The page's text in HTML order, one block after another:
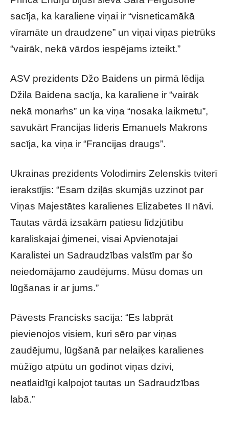
sacīja, ka karaliene viņai ir “visneticamākā
vīramāte un draudzene” un viņai viņas pietrūks
“vairāk, nekā vārdos iespējams izteikt.”
ASV prezidents Džo Baidens un pirmā lēdija
Džila Baidena sacīja, ka karaliene ir “vairāk
nekā monarhs” un ka viņa “nosaka laikmetu”,
savukārt Francijas līderis Emanuels Makrons
sacīja, ka viņa ir “Francijas draugs”.
Ukrainas prezidents Volodimirs Zelenskis tviterī
ierakstījis: “Esam dziļās skumjās uzzinot par
Viņas Majestātes karalienes Elizabetes II nāvi.
Tautas vārdā izsakām patiesu līdzjūtību
karaliskajai ģimenei, visai Apvienotajai
Karalistei un Sadraudzības valstīm par šo
neiedomājamo zaudējums. Mūsu domas un
lūgšanas ir ar jums.”
Pāvests Francisks sacīja: “Es labprāt
pievienojos visiem, kuri sēro par viņas
zaudējumu, lūgšanā par nelaiķes karalienes
mūžīgo atpūtu un godinot viņas dzīvi,
neatlaidīgi kalpojot tautas un Sadraudzības
labā.”